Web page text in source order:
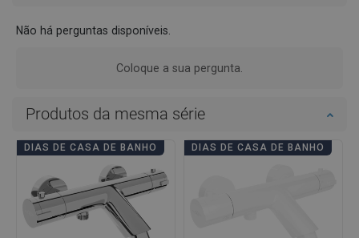
Não há perguntas disponíveis.
Coloque a sua pergunta.
Produtos da mesma série
DIAS DE CASA DE BANHO DIAS DE CASA DE BANHO